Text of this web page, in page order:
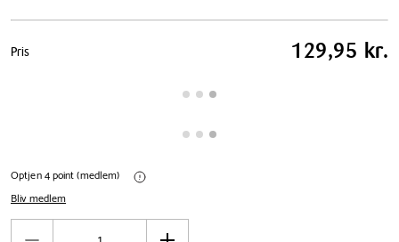
Pris
tabel
Pris 129,95 kr.
Optjen 4 point (medlem)
Bliv medlem
Antal